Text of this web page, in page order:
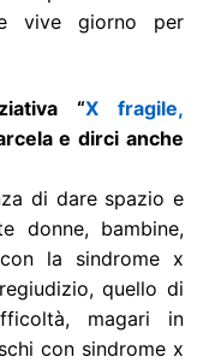
vive giorno per
“X fragile,
e dirci anche
di dare spazio e
donne, bambine,
la sindrome x
quello di
magari in
con sindrome x